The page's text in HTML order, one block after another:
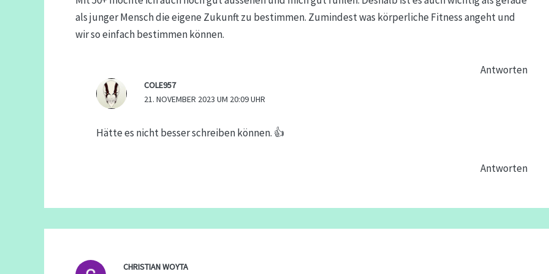
als junger Mensch die eigene Zukunft zu bestimmen. Zumindest was körperliche Fitness angeht und
wir so einfach bestimmen können.
Antworten
COLE957
21. NOVEMBER 2023 UM 20:09 UHR
Hätte es nicht besser schreiben können. 👍
Antworten
CHRISTIAN WOYTA